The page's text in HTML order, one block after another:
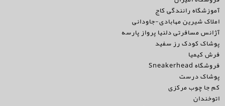
آموزشگاه رانندگی کاج
املاک شیرین مهابادی-جاودانی
آژانس مسافرتی دلنیا پرواز پارسه
پوشاک کودک رز سفید
فرش کیمیا
فروشگاه Sneakerhead
پوشاک درست
کم جا چوب مرکزی
اتوخندان